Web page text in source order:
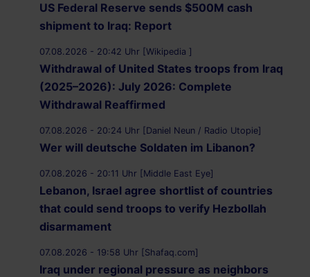
US Federal Reserve sends $500M cash
shipment to Iraq: Report
07.08.2026 - 20:42 Uhr [Wikipedia ]
Withdrawal of United States troops from Iraq
(2025–2026): July 2026: Complete
Withdrawal Reaffirmed
07.08.2026 - 20:24 Uhr [Daniel Neun / Radio Utopie]
Wer will deutsche Soldaten im Libanon?
07.08.2026 - 20:11 Uhr [Middle East Eye]
Lebanon, Israel agree shortlist of countries
that could send troops to verify Hezbollah
disarmament
07.08.2026 - 19:58 Uhr [Shafaq.com]
Iraq under regional pressure as neighbors